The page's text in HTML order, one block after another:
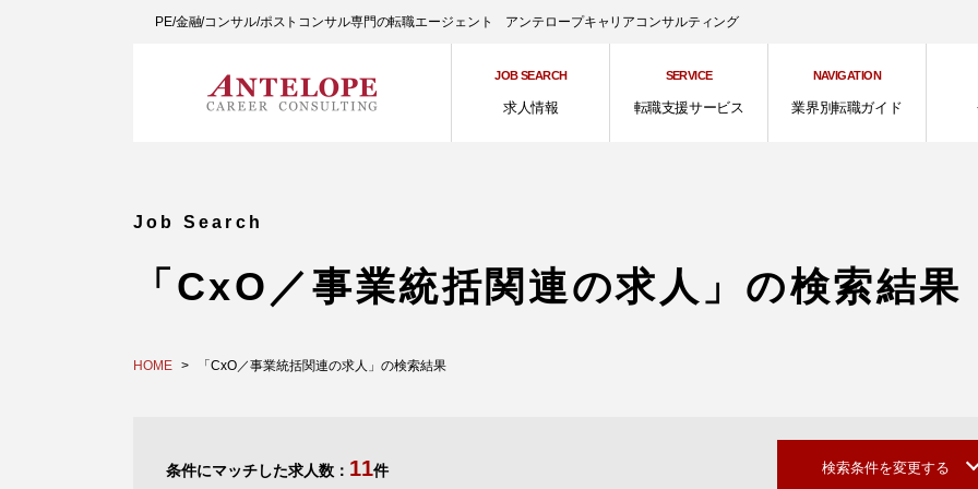
PE/金融/コンサル/ポストコンサル専門の転職エージェント アンテロープキャリアコンサルティング
JOB SEARCH
求人情報
SERVICE
転職支援サービス
NAVIGATION
業界別転職ガイド
Job Search
「CxO／事業統括関連の求人」の検索結果
HOME 「CxO／事業統括関連の求人」の検索結果
条件にマッチした求人数： 11件 検索条件を変更する